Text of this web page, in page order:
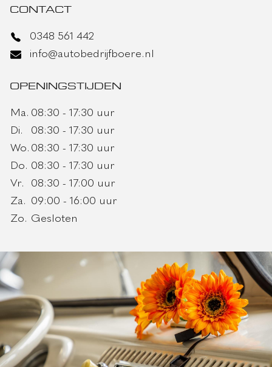
CONTACT
0348 561 442
info@autobedrijfboere.nl
OPENINGSTIJDEN
Ma. 08:30 - 17:30 uur
Di.
08:30 - 17:30 uur
Wo. 08:30 - 17:30 uur
Do. 08:30 - 17:30 uur
Vr.
08:30 - 17:00 uur
Za. 09:00 - 16:00 uur
Zo. Gesloten